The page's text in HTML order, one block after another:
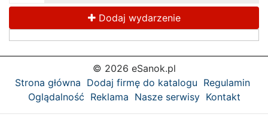
Dodaj wydarzenie
© 2026 eSanok.pl
Strona główna Dodaj firmę do katalogu Regulamin
Oglądalność Reklama Nasze serwisy Kontakt